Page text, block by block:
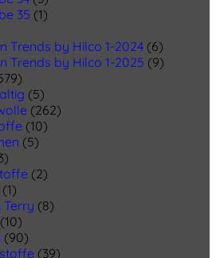
35 (1)
Trends by Hilco 1-2024 (6)
Trends by Hilco 1-2025 (9)
(5)
(262)
(10)
(5)
(2)
(1)
Terry (8)
(10)
(90)
(39)